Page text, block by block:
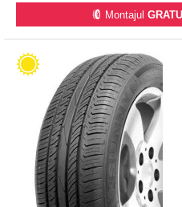
Montajul